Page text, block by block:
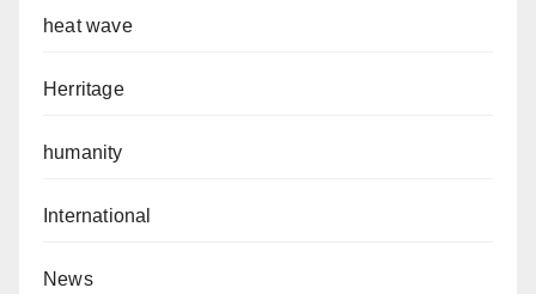
heat wave
Herritage
humanity
International
News